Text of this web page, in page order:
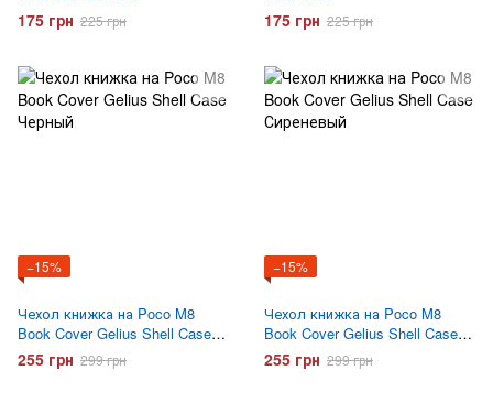
175 грн 225 грн 175 грн 225 грн
−15%
Чехол книжка на Poco M8
Book Cover Gelius Shell Case
Черный
255 грн 299 грн
−15%
Чехол книжка на Poco M8
Book Cover Gelius Shell Case
Сиреневый
255 грн 299 грн